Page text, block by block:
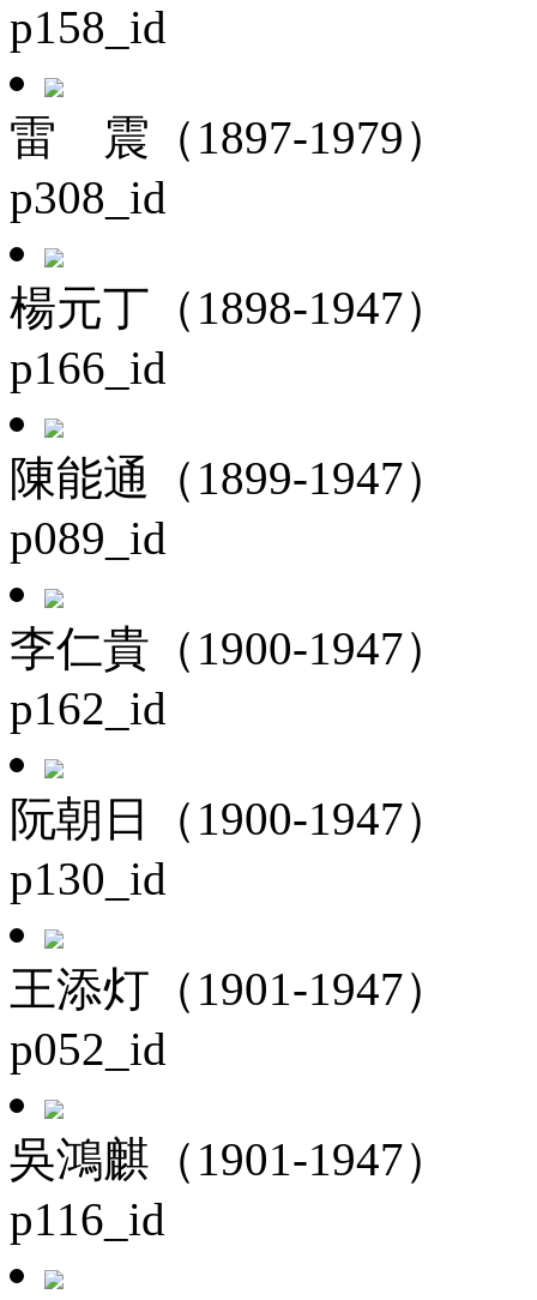
p158_id
雷 震（1897-1979）
p308_id
楊元丁（1898-1947）
p166_id
陳能通（1899-1947）
p089_id
李仁貴（1900-1947）
p162_id
阮朝日（1900-1947）
p130_id
王添灯（1901-1947）
p052_id
吳鴻麒（1901-1947）
p116_id